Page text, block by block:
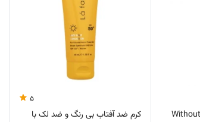
کرم دور چشم آرتوینا مدل Without
5
کرم ضد آفتاب بی رنگ و ضد لک با